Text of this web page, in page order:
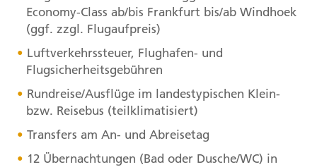
Economy-Class ab/bis Frankfurt bis/ab Windhoek
(ggf. zzgl. Flugaufpreis)
Luftverkehrssteuer, Flughafen- und
Flugsicherheitsgebühren
Rundreise/Ausflüge im landestypischen Klein-
bzw. Reisebus (teilklimatisiert)
Transfers am An- und Abreisetag
12 Übernachtungen (Bad oder Dusche/WC) in